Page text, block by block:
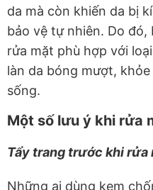
da mà còn khiến da bị
bảo vệ tự nhiên. Do
rửa mặt phù hợp với
làn da bóng mượt,
sống.
Một số lưu ý khi rửa
Tẩy trang trước khi rửa
Những ai dùng kem